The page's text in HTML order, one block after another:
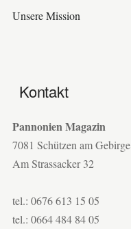
Unsere Mission
Kontakt
Pannonien Magazin
7081 Schützen am Gebirge
Am Strassacker 32
tel.: 0676 613 15 05
tel.: 0664 484 84 05